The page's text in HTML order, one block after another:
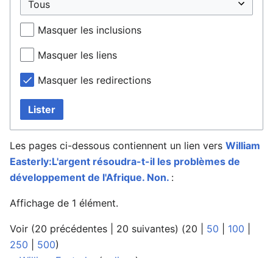
Masquer les inclusions
Masquer les liens
Masquer les redirections
Lister
Les pages ci-dessous contiennent un lien vers William
Easterly:L'argent résoudra-t-il les problèmes de
développement de l'Afrique. Non. :
Affichage de 1 élément.
Voir (20 précédentes 20 suivantes) (20 50 100
250
500)